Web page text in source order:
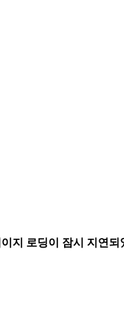
지 로딩이 잠시 지연